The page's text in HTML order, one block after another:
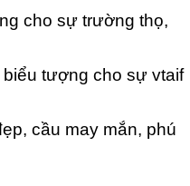
cho sự trường thọ,
tượng cho sự vtaif
cầu may mắn, phú